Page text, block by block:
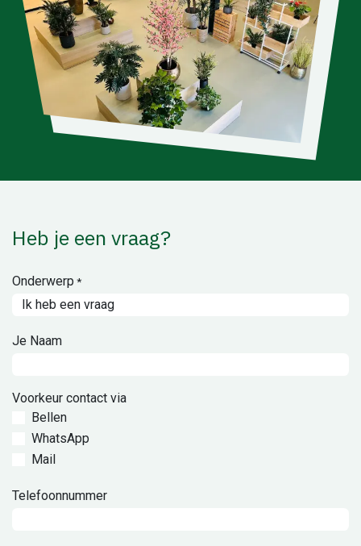
Heb je een vraag?
Onderwerp *
Je Naam
Voorkeur contact via
Bellen
WhatsApp
Mail
Telefoonnummer